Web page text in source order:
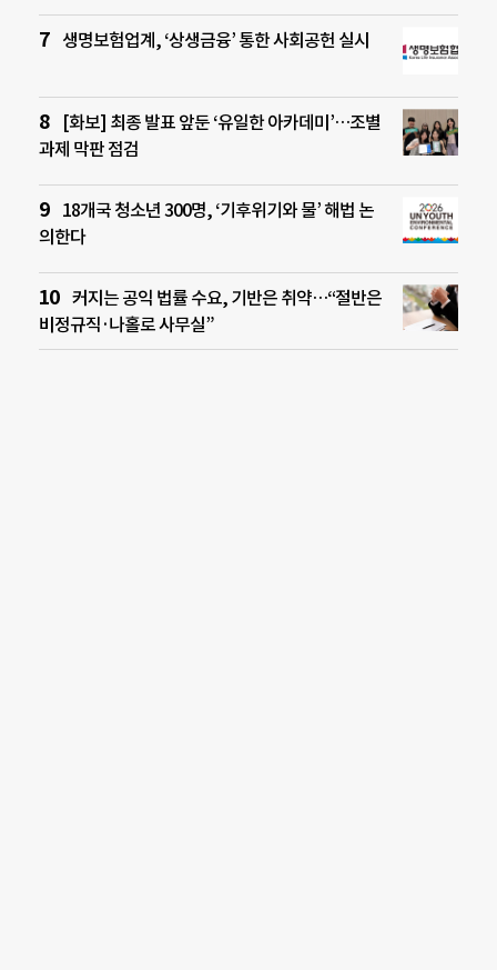
생명보험업계, ‘상생금융’ 통한 사회공헌 실시
[화보] 최종 발표 앞둔 ‘유일한 아카데미’…조별
과제 막판 점검
18개국 청소년 300명, ‘기후위기와 물’ 해법 논
의한다
커지는 공익 법률 수요, 기반은 취약…“절반은
비정규직·나홀로 사무실”